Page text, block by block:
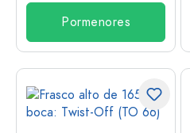
Pormenores